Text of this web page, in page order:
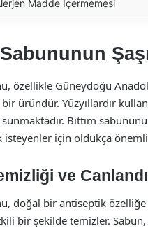
Madde İçermemesi
özellikle Güneydoğu
üründür. Yüzyıllardır
Bıttım
isteyenler için oldukça
ve
doğal bir antiseptik
bir şekilde temizler.